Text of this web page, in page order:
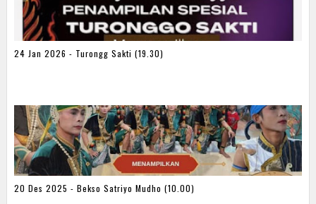
24 Jan 2026 - Turongg Sakti (19.30)
20 Des 2025 - Bekso Satriyo Mudho (10.00)